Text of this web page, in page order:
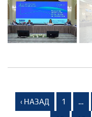
‹ НАЗАД 1 …